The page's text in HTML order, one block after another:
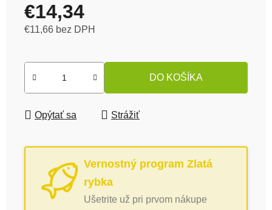
€14,34
€11,66 bez DPH
DO KOŠÍKA
Opýtať sa Strážiť
Vernostný program Zlatá
rybka
Ušetrite už pri prvom nákupe